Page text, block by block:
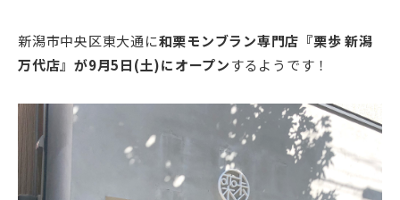
新潟市中央区東大通に和栗モンブラン専門店『栗歩 新潟
万代店』が9月5日(土)にオープンするようです！